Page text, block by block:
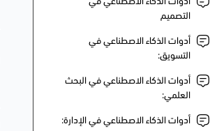
التصميم
أدوات الذكاء الاصطناعي في
التسويق:
أدوات الذكاء الاصطناعي في البحث
العلمي:
أدوات الذكاء الاصطناعي في الإدارة: